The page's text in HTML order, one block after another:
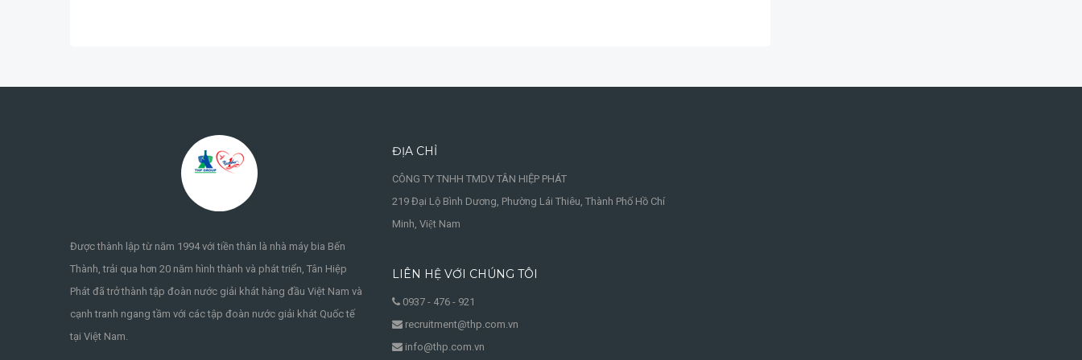
Được thành lập từ năm 1994 với tiền thân là nhà máy bia Bến
Thành, trải qua hơn 20 năm hình thành và phát triển, Tân Hiệp
Phát đã trở thành tập đoàn nước giải khát hàng đầu Việt Nam và
cạnh tranh ngang tầm với các tập đoàn nước giải khát Quốc tế
tại Việt Nam.
ĐỊA CHỈ
CÔNG TY TNHH TMDV TÂN HIỆP PHÁT
219 Đại Lộ Bình Dương, Phường Lái Thiêu, Thành Phố Hồ Chí
Minh, Việt Nam
LIÊN HỆ VỚI CHÚNG TÔI
0937 - 476 - 921
recruitment@thp.com.vn
info@thp.com.vn